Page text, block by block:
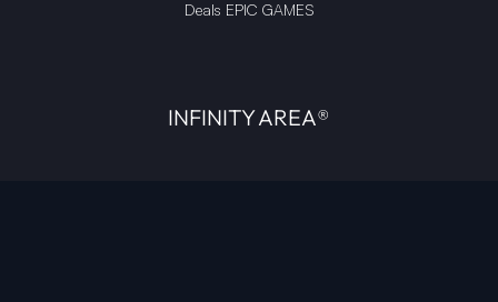
Deals EPIC GAMES
INFINITY AREA®